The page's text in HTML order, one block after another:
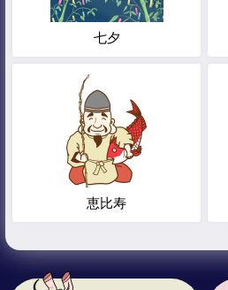
七夕
恵比寿